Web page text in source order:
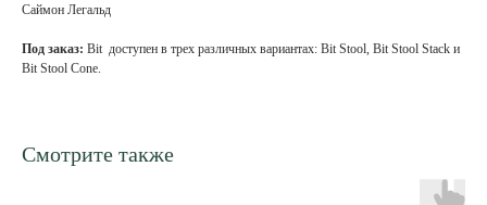
Саймон Легальд
Под заказ: Bit доступен в трех различных вариантах: Bit Stool, Bit Stool Stack и
Bit Stool Cone.
Смотрите также